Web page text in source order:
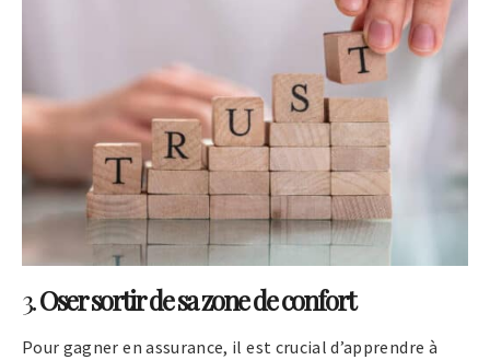
3.Oser sortir de sa zone de confort
Pour gagner en assurance, il est crucial d’apprendre à